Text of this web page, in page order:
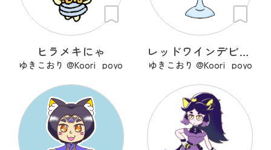
ヒラメキにゃ
ゆきこおり @Koori_poyo
レッドワインデビル。
ゆきこおり @Koori_poyo